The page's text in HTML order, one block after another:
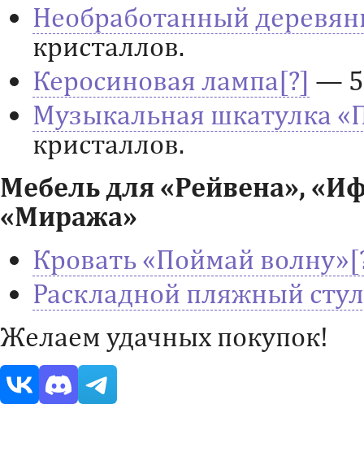
Необработанный
кристаллов.
Керосиновая лампа
—
Музыкальная шкатулка
кристаллов.
Мебель для «Рейвена»,
«Миража»
Кровать «Поймай волну»
Раскладной пляжный стул
Желаем удачных покупок!